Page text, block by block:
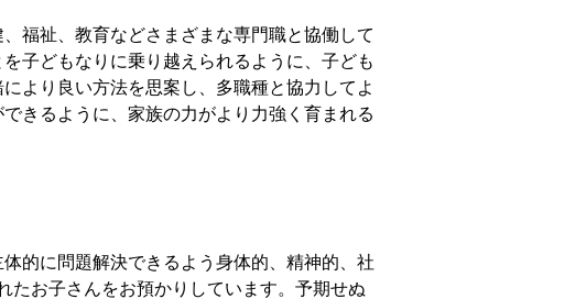
福祉、教育などさまざまな専⾨職と協働して
⼦どもなりに乗り越えられるように、⼦ども
より良い⽅法を思案し、多職種と協⼒してよ
きるように、家族の⼒がより⼒強く育まれる
的に問題解決できるよう身体的、精神的、社
たお子さんをお預かりしています。予期せぬ